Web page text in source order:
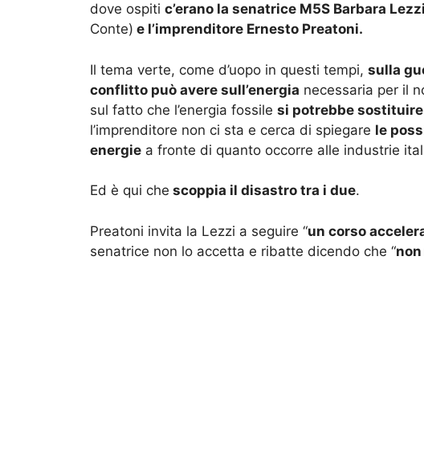
dove ospiti c’erano la senatrice M5S Barbara Lezzi
Conte) e l’imprenditore Ernesto Preatoni.
Il tema verte, come d’uopo in questi tempi, sulla
conflitto può avere sull’energia necessaria per il
sul fatto che l’energia fossile si potrebbe sostituire
l’imprenditore non ci sta e cerca di spiegare le
energie a fronte di quanto occorre alle industrie
Ed è qui che scoppia il disastro tra i due.
Preatoni invita la Lezzi a seguire “un corso
senatrice non lo accetta e ribatte dicendo che “